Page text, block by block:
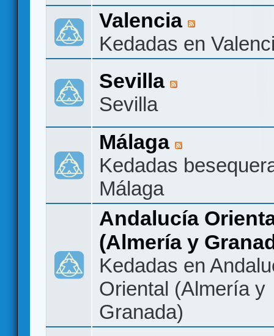
Valencia
Kedadas en
Sevilla
Sevilla
Málaga
Kedadas
Málaga
Andalucía
(Almería y
Kedadas en
Oriental (Almería y
Granada)